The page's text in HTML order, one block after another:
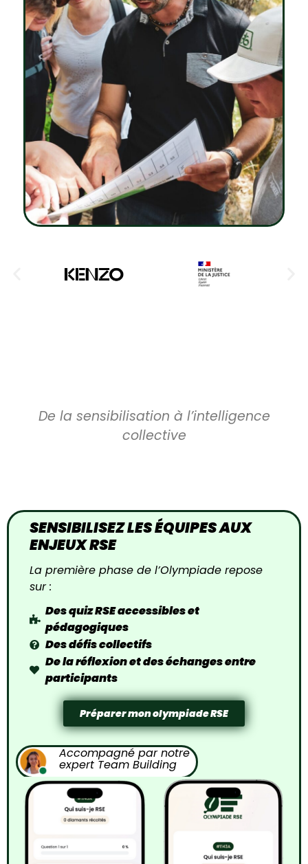
De la sensibilisation à l’intelligence
collective
SENSIBILISEZ LES ÉQUIPES AUX
ENJEUX RSE
La première phase de l’Olympiade repose
sur :
Des quiz RSE accessibles et
pédagogiques
Des défis collectifs
De la réflexion et des échanges entre
participants
Préparer mon olympiade RSE
Accompagné par notre
expert Team Building